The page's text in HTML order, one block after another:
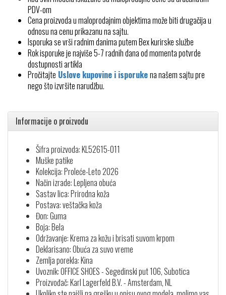
PDV-om
Cena proizvoda u maloprodajnim objektima može biti drugačija u
odnosu na cenu prikazanu na sajtu.
Isporuka se vrši radnim danima putem Bex kurirske službe
Rok isporuke je najviše 5-7 radnih dana od momenta potvrde
dostupnosti artikla
Pročitajte Uslove kupovine i isporukena našem sajtu pre
nego što izvršite narudžbu.
Informacije o proizvodu
Šifra proizvoda: KL52615-011
Muške patike
Kolekcija: Proleće-Leto 2026
Način izrade: Lepljena obuća
Sastav lica: Prirodna koža
Postava: veštačka koža
Đon: Guma
Boja: Bela
Održavanje: Krema za kožu i brisati suvom krpom
Deklarisano: Obuća za suvo vreme
Zemlja porekla: Kina
Uvoznik: OFFICE SHOES - Segedinski put 106, Subotica
Proizvođač: Karl Lagerfeld B.V. - Amsterdam, NL